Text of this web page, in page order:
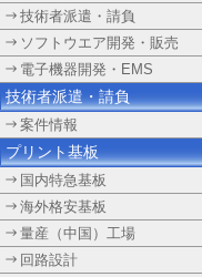
技術者派遣・請負
ソフトウエア開発・販売
電子機器開発・EMS
技術者派遣・請負
案件情報
プリント基板
国内特急基板
海外格安基板
量産（中国）工場
回路設計